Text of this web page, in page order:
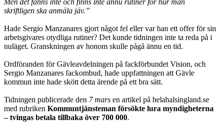
skriftligen ska anmäla jäv.”
Hade Sergio Manzanares gjort något fel eller var han ett offer för sin
arbets­givares otydliga rutiner? Det kunde tidningen inte ta reda på i
nuläget. Gransk­ningen av honom skulle pågå ännu en tid.
Ordföranden för Gävleavdelningen på fackförbundet Vision, och
Sergio Manzanares fackombud, hade uppfattningen att Gävle
kommun inte hade skött detta ärende på ett bra sätt.
Tidningen publicerade den 7 mars en artikel på helahalsingland.se
med rubriken Kommuntjänsteman försökte lura myndigheterna
– tvingas betala tillbaka över 700 000.